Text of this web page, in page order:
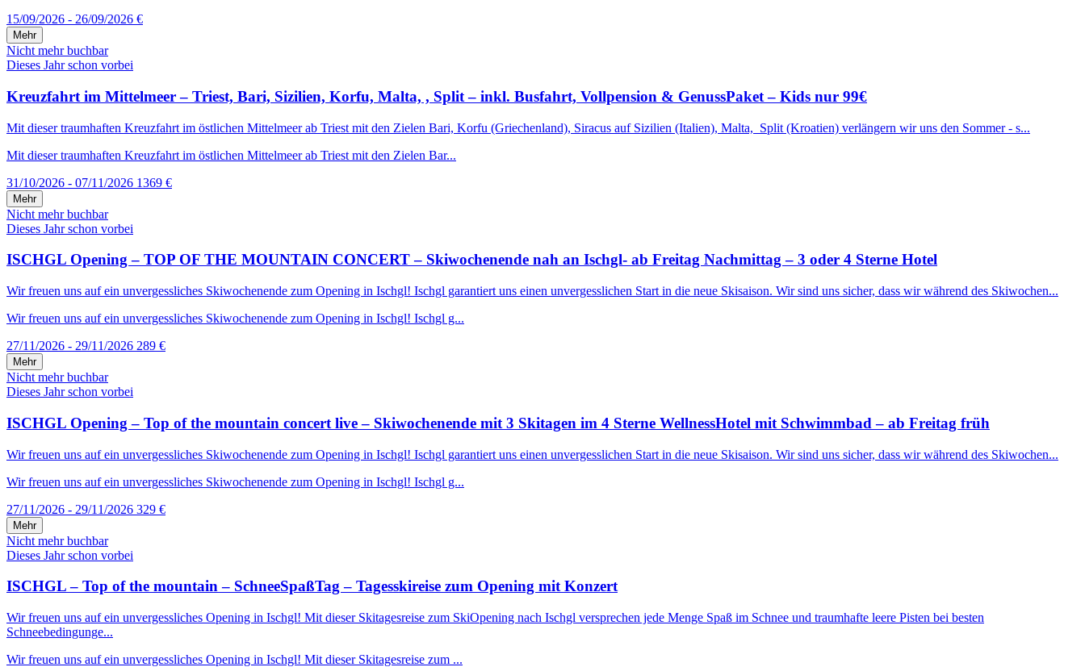
15/09/2026 - 26/09/2026 €
Mehr
Nicht mehr buchbar
Dieses Jahr schon vorbei
Kreuzfahrt im Mittelmeer – Triest, Bari, Sizilien, Korfu, Malta, , Split – inkl. Busfahrt, Vollpension & GenussPaket – Kids nur 99€
Mit dieser traumhaften Kreuzfahrt im östlichen Mittelmeer ab Triest mit den Zielen Bari, Korfu (Griechenland), Siracus auf Sizilien (Italien), Malta, Split (Kroatien) verlängern wir uns den Sommer - s...
Mit dieser traumhaften Kreuzfahrt im östlichen Mittelmeer ab Triest mit den Zielen Bar...
31/10/2026 - 07/11/2026 1369 €
Mehr
Nicht mehr buchbar
Dieses Jahr schon vorbei
ISCHGL Opening – TOP OF THE MOUNTAIN CONCERT – Skiwochenende nah an Ischgl- ab Freitag Nachmittag – 3 oder 4 Sterne Hotel
Wir freuen uns auf ein unvergessliches Skiwochenende zum Opening in Ischgl! Ischgl garantiert uns einen unvergesslichen Start in die neue Skisaison. Wir sind uns sicher, dass wir während des Skiwochen...
Wir freuen uns auf ein unvergessliches Skiwochenende zum Opening in Ischgl! Ischgl g...
27/11/2026 - 29/11/2026 289 €
Mehr
Nicht mehr buchbar
Dieses Jahr schon vorbei
ISCHGL Opening – Top of the mountain concert live – Skiwochenende mit 3 Skitagen im 4 Sterne WellnessHotel mit Schwimmbad – ab Freitag früh
Wir freuen uns auf ein unvergessliches Skiwochenende zum Opening in Ischgl! Ischgl garantiert uns einen unvergesslichen Start in die neue Skisaison. Wir sind uns sicher, dass wir während des Skiwochen...
Wir freuen uns auf ein unvergessliches Skiwochenende zum Opening in Ischgl! Ischgl g...
27/11/2026 - 29/11/2026 329 €
Mehr
Nicht mehr buchbar
Dieses Jahr schon vorbei
ISCHGL – Top of the mountain – SchneeSpaßTag – Tagesskireise zum Opening mit Konzert
Wir freuen uns auf ein unvergessliches Opening in Ischgl! Mit dieser Skitagesreise zum SkiOpening nach Ischgl versprechen jede Menge Spaß im Schnee und traumhafte leere Pisten bei besten
Schneebedingunge...
Wir freuen uns auf ein unvergessliches Opening in Ischgl! Mit dieser Skitagesreise zum ...